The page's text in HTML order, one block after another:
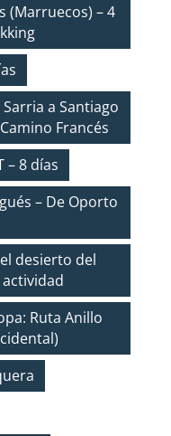
(Marruecos) – 4
a Santiago
Francés
– 8 días
– De Oporto
desierto del
actividad
Ruta Anillo